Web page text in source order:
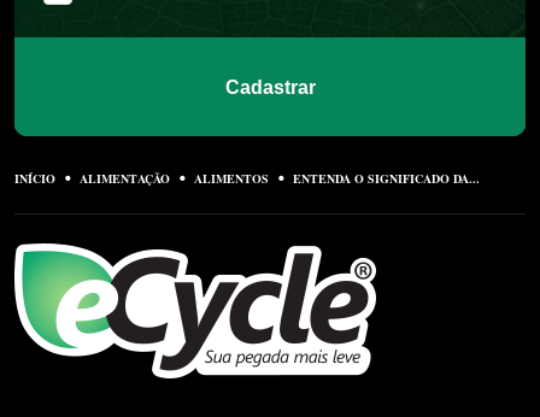
Cadastrar
INÍCIO ALIMENTAÇÃO ALIMENTOS ENTENDA O SIGNIFICADO DA...